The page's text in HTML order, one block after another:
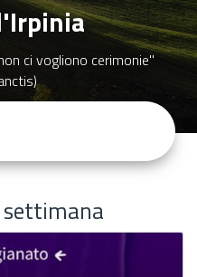
ci vogliono cerimonie"